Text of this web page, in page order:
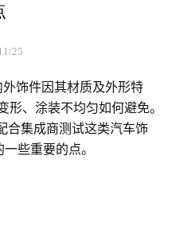
25
饰件因其材质及外形特
、涂装不均匀如何避免。
合集成商测试这类汽车饰
些重要的点。